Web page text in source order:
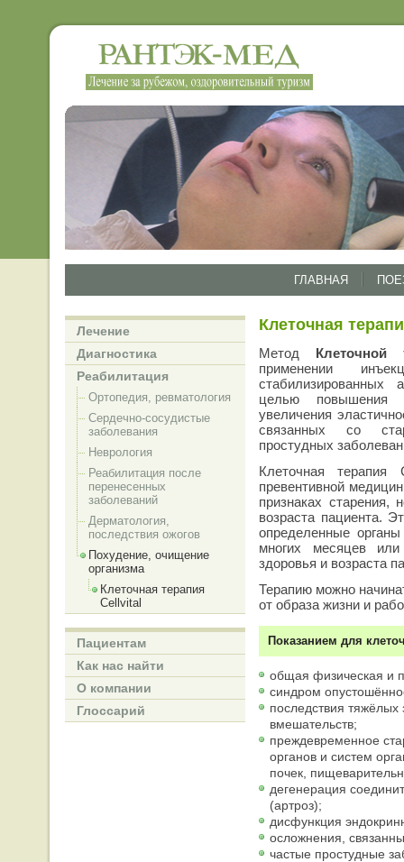
ГЛАВНАЯ
Лечение
Диагностика
Реабилитация
Ортопедия, ревматология
Сердечно-сосудистые
заболевания
Неврология
Реабилитация после
перенесенных
заболеваний
Дерматология,
последствия ожогов
Похудение, очищение
организма
Клеточная терапия
Cellvital
Пациентам
Как нас найти
О компании
Глоссарий
Клеточная
Метод Клеточной
применении
стабилизированных
целью повышения
увеличения
связанных со
простудных
Клеточная терапия
превентивной
признаках старения,
возраста пациента.
определенные
многих месяцев
здоровья и возраста
Терапию можно
от образа жизни и
Показанием для
общая физическая и
синдром
последствия тяжёлых
вмешательств;
преждевременное
органов и систем
почек,
дегенерация
(артроз);
дисфункция
осложнения,
частые простудные